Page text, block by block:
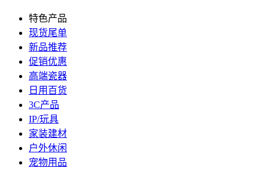
特色产品
现货尾单
新品推荐
促销优惠
高端瓷器
日用百货
3C产品
IP/玩具
家装建材
户外休闲
宠物用品